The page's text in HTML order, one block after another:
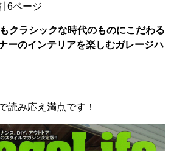
6ページ
クラシックな時代のものにこだわる
インテリアを楽しむガレージハ
読み応え満点です！